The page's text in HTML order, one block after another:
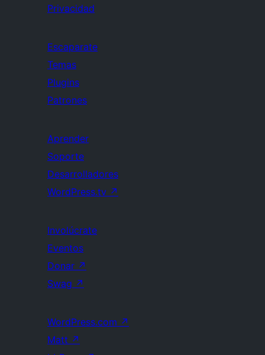
Privacidad
Escaparate
Temas
Plugins
Patrones
Aprender
Soporte
Desarrolladores
WordPress.tv ↗
Involúcrate
Eventos
Donar ↗
Swag ↗
WordPress.com ↗
Matt ↗